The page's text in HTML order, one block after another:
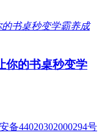
你的书桌秒变学
备44020302000294号